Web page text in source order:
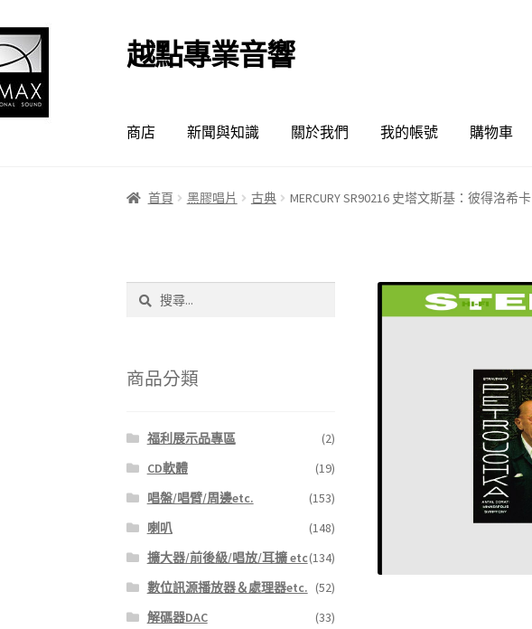
跳
至
列
跳
至
內
越點專業音響
商店 新聞與知識 關於我們 我的帳號 購物車
首頁 黑膠唱片 古典 MERCURY SR90216 史塔文斯基：彼得洛希卡
字:
商品分類
福利展示品專區
(2)
CD軟體
(19)
唱盤/唱臂/周邊etc.
(153)
喇叭
(148)
擴大器/前後級/唱放/耳擴 etc(134)
數位訊源播放器＆處理器etc. (52)
解碼器DAC
(33)